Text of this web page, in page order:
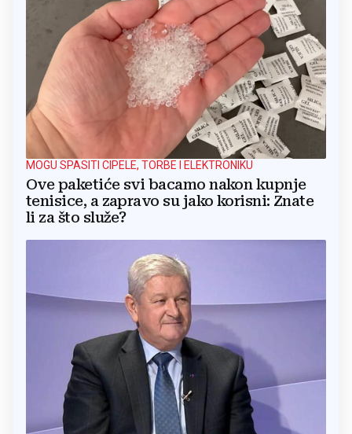
MOGU SPASITI CIPELE, TORBE I ELEKTRONIKU
Ove paketiće svi bacamo nakon kupnje
tenisice, a zapravo su jako korisni: Znate
li za što služe?